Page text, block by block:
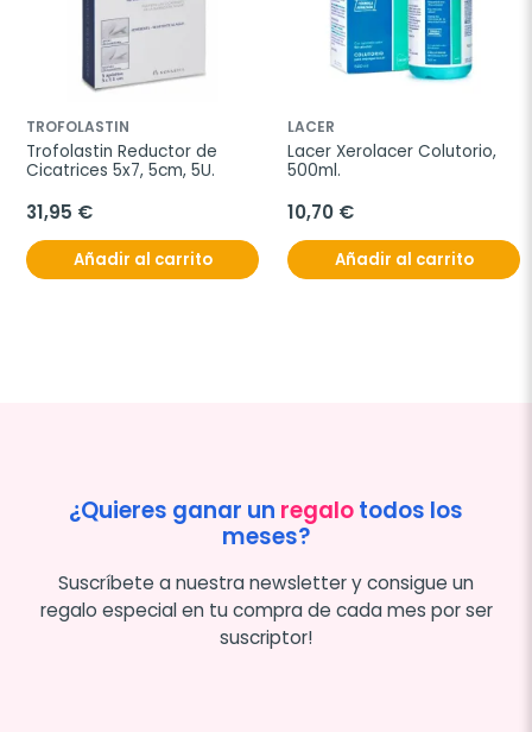
TROFOLASTIN
Trofolastin Reductor de
Cicatrices 5x7, 5cm, 5U.
31,95 €
Añadir al carrito
LACER
Lacer Xerolacer Colutorio,
500ml.
10,70 €
Añadir al carrito
¿Quieres ganar un regalotodos los
meses?
Suscríbete a nuestra newsletter y consigue un
regalo especial en tu compra de cada mes por ser
suscriptor!